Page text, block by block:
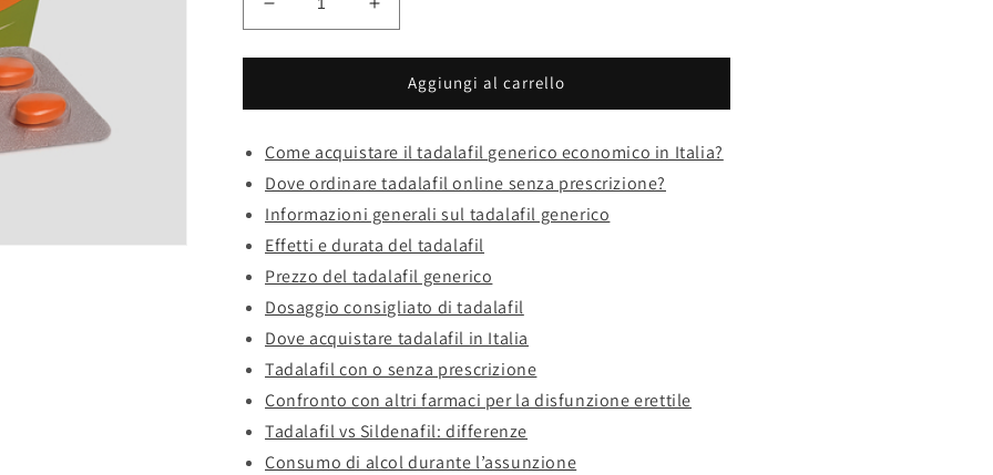
Diminuisci
quantità
per
tadalafil
generico
Aumenta
quantità
per
Acquisto
tadalafil
generico
Aggiungi al carrello
Come acquistare il tadalafil generico economico in Italia?
Dove ordinare tadalafil online senza prescrizione?
Informazioni generali sul tadalafil generico
Effetti e durata del tadalafil
Prezzo del tadalafil generico
Dosaggio consigliato di tadalafil
Dove acquistare tadalafil in Italia
Tadalafil con o senza prescrizione
Confronto con altri farmaci per la disfunzione erettile
Tadalafil vs Sildenafil: differenze
Consumo di alcol durante l’assunzione